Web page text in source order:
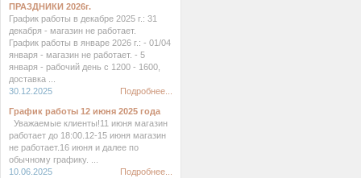
ПРАЗДНИКИ 2026г.
График работы в декабре 2025 г.: 31
декабря - магазин не работает.
График работы в январе 2026 г.: - 01/04
января - магазин не работает. - 5
января - рабочий день с 1200 - 1600,
доставка ...
30.12.2025
Подробнее...
График работы 12 июня 2025 года
Уважаемые клиенты!11 июня магазин
работает до 18:00.12-15 июня магазин
не работает.16 июня и далее по
обычному графику. ...
10.06.2025
Подробнее...